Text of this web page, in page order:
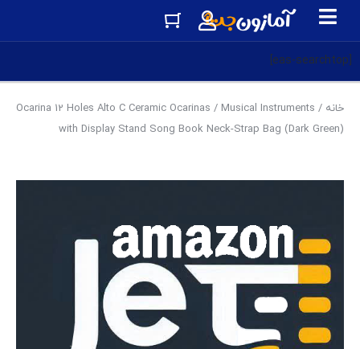
[eas-searchtop]
خانه /
Musical Instruments
/ Ocarina 12 Holes Alto C Ceramic Ocarinas
with Display Stand Song Book Neck-Strap Bag (Dark Green)